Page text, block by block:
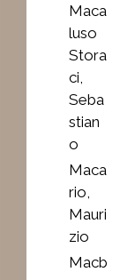
Maca
luso
Stora
ci,
Seba
stian
o
Maca
rio,
Mauri
zio
Macb